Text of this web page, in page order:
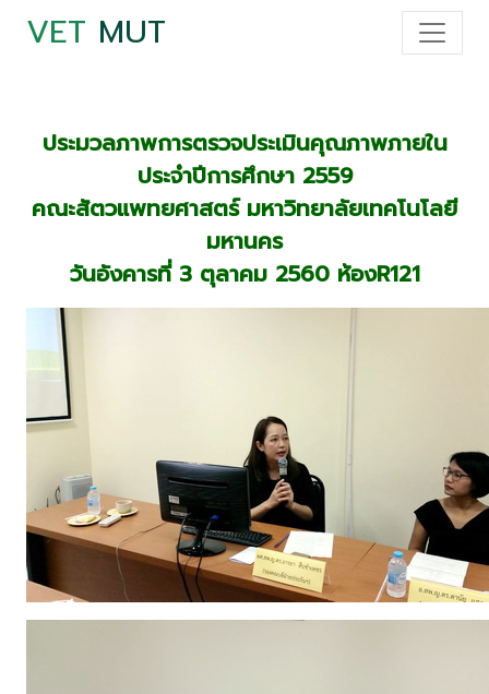
VET MUT
ประมวลภาพการตรวจประเมินคุณภาพภายใน
ประจำปีการศึกษา 2559
คณะสัตวแพทยศาสตร์ มหาวิทยาลัยเทคโนโลยี
มหานคร
วันอังคารที่ 3 ตุลาคม 2560 ห้องR121